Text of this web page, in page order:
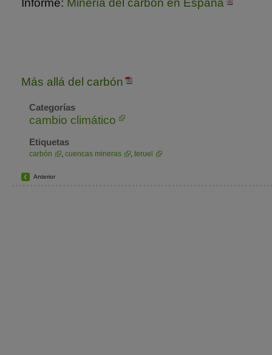
Informe: Minería del carbón en España
Más allá del carbón
Categorías
cambio climático
Etiquetas
carbón , cuencas mineras , teruel
Anterior